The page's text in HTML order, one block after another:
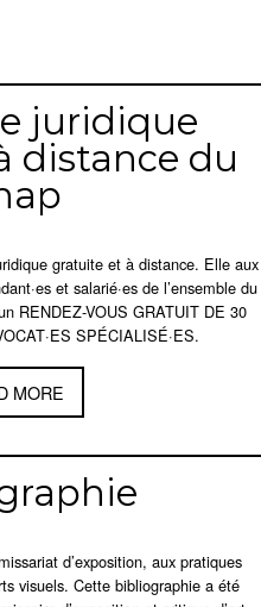
juridique
distance du
gratuite et à distance. Elle aux
et salarié·es de l’ensemble du
RENDEZ-VOUS GRATUIT DE 30
SPÉCIALISÉ·ES.
MORE
d’exposition, aux pratiques
visuels. Cette bibliographie a été